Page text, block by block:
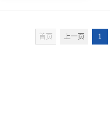
首页 上一页 1